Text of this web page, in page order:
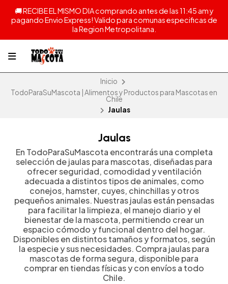
🚚 RECIBE EL MISMO DIA comprando antes de las 11:45 am y
pagando Envio Express! Valido para comunas especificas de
la Region Metropolitana.
Inicio
TodoParaSuMascota | Alimentos y Productos para Mascotas en
Chile
Jaulas
Jaulas
En TodoParaSuMascota encontrarás una completa
selección de jaulas para mascotas, diseñadas para
ofrecer seguridad, comodidad y ventilación
adecuada a distintos tipos de animales, como
conejos, hamster, cuyes, chinchillas y otros
pequeños animales. Nuestras jaulas están pensadas
para facilitar la limpieza, el manejo diario y el
bienestar de la mascota, permitiendo crear un
espacio cómodo y funcional dentro del hogar.
Disponibles en distintos tamaños y formatos, según
la especie y sus necesidades. Compra jaulas para
mascotas de forma segura, disponible para
comprar en tiendas físicas y con envíos a todo
Chile.